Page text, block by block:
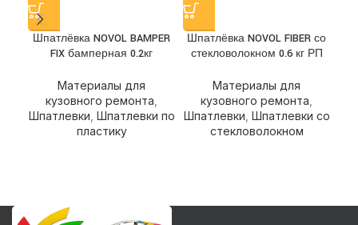
Шпатлёвка NOVOL BAMPER
FIX бамперная 0.2кг
Материалы для
кузовного ремонта
Шпатлевки Шпатлевки по
пластику
Шпатлёвка NOVOL FIBER со
стекловолокном 0.6 кг РП
Материалы для
кузовного ремонта
Шпатлевки Шпатлевки со
стекловолокном